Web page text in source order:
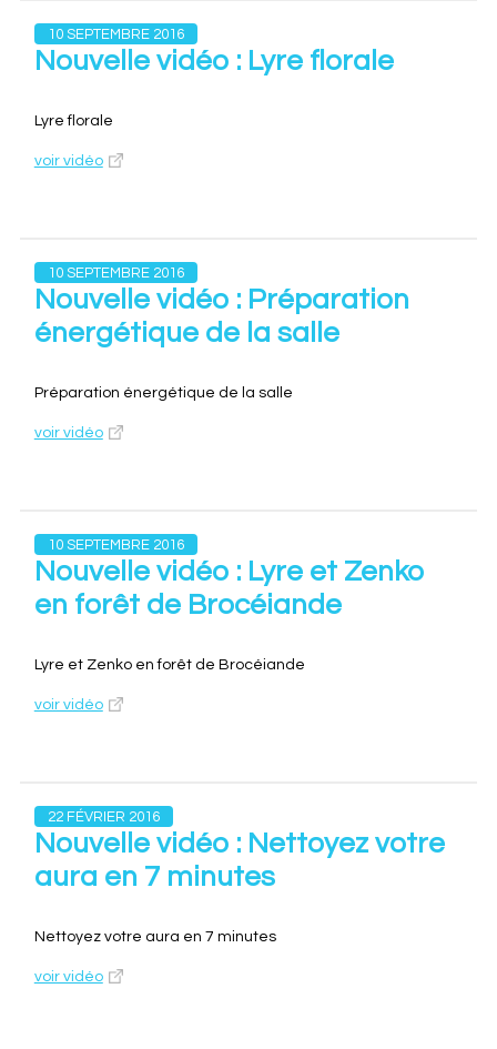
10 SEPTEMBRE 2016
Nouvelle vidéo : Lyre florale
Lyre florale
voir vidéo
10 SEPTEMBRE 2016
Nouvelle vidéo : Préparation
énergétique de la salle
Préparation énergétique de la salle
voir vidéo
10 SEPTEMBRE 2016
Nouvelle vidéo : Lyre et Zenko
en forêt de Brocéiande
Lyre et Zenko en forêt de Brocéiande
voir vidéo
22 FÉVRIER 2016
Nouvelle vidéo : Nettoyez votre
aura en 7 minutes
Nettoyez votre aura en 7 minutes
voir vidéo